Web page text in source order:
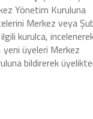
Yönetim Kuruluna
Merkez veya
kurulca,
yeni üyeleri Merkez
bildirerek